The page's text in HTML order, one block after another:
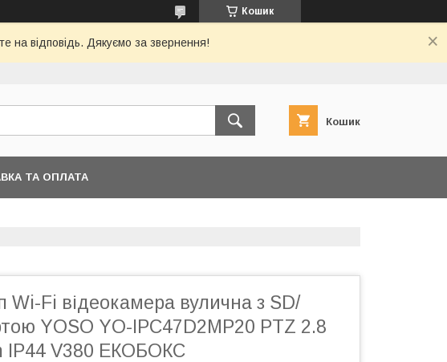
Кошик
на відповідь. Дякуємо за звернення!
Кошик
ТА ОПЛАТА
Wi-Fi відеокамера вулична з SD/
YOSO YO-IPC47D2MP20 PTZ 2.8
IP44 V380 ЕКОБОКС